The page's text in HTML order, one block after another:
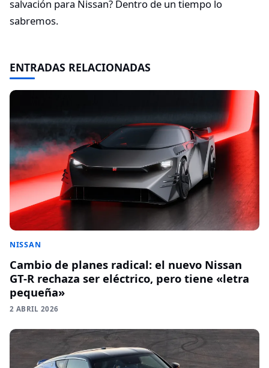
salvación para Nissan? Dentro de un tiempo lo
sabremos.
ENTRADAS RELACIONADAS
NISSAN
Cambio de planes radical: el nuevo Nissan
GT-R rechaza ser eléctrico, pero tiene «letra
pequeña»
2 ABRIL 2026